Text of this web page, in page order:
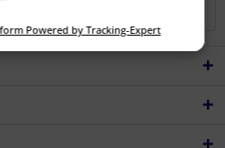
Auswahl personalisierter Werbung
Auswahl personalisierter Inhalte
Statistiken oder Kombinationen von
zur Auswahl von Inhalten
Powered by Tracking-Expert